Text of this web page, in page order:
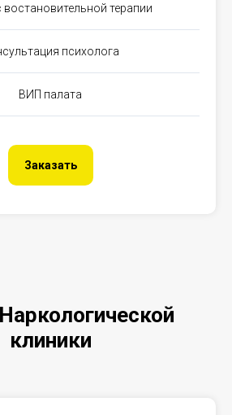
терапии
психолога
ВИП палата
Заказать
клиники